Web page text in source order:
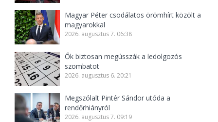
Magyar Péter csodálatos örömhírt közölt a
magyarokkal
2026. augusztus 7. 06:38
Ők biztosan megússzák a ledolgozós
szombatot
2026. augusztus 6. 20:21
Megszólalt Pintér Sándor utóda a
rendőrhiányról
2026. augusztus 7. 09:19